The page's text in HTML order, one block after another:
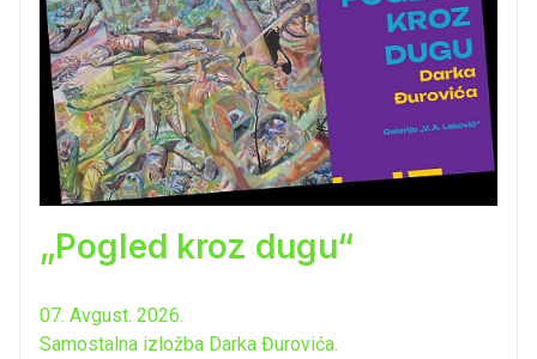
„Pogled kroz dugu“
07. Avgust. 2026.
Samostalna izložba Darka Đurovića.